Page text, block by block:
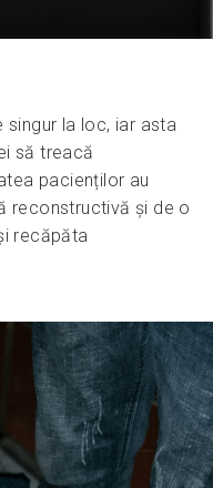
singur la loc, iar asta
să treacă
pacienților au
reconstructivă și de o
recăpăta